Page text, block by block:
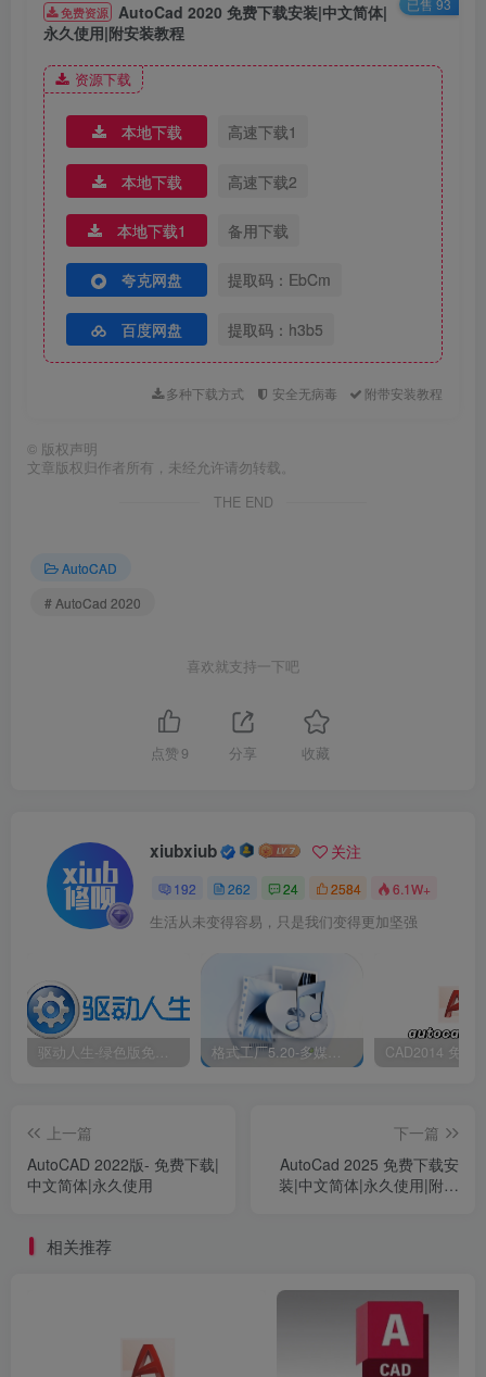
3.鼠标右击【Setup】选择【以管理员身份运行】。
5.选择【我接受】，点击【下一步】。
已售 93
免费资源 AutoCad 2020 免费下载安装|中文简体|
永久使用|附安装教程
资源下载
本地下载 高速下载1
本地下载 高速下载2
本地下载1 备用下载
夸克网盘 提取码：EbCm
百度网盘 提取码：h3b5
多种下载方式 安全无病毒 附带安装教程
© 版权声明
文章版权归作者所有，未经允许请勿转载。
THE END
AutoCAD
# AutoCad 2020
喜欢就支持一下吧
点赞 9 分享 收藏
xiubxiub 关注
192 262 24 2584 6.1W+
生活从未变得容易，只是我们变得更加坚强
驱动人生-绿色版免安装|一键运行exe 格式工厂5.20-多媒体格式转换工具|免安装绿色版
上一篇
AutoCAD 2022版- 免费下载|
中文简体|永久使用
下一篇
AutoCad 2025 免费下载安
装|中文简体|永久使用|附安
相关推荐